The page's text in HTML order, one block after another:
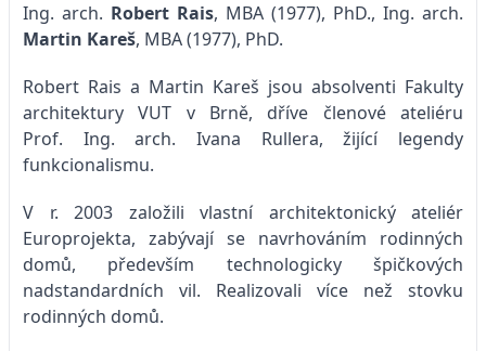
Ing. arch. Robert Rais, MBA (1977), PhD., Ing. arch.
Martin Kareš, MBA (1977), PhD.
Robert Rais a Martin Kareš jsou absolventi Fakulty
architektury VUT v Brně, dříve členové ateliéru
Prof. Ing. arch. Ivana Rullera, žijící legendy
funkcionalismu.
V r. 2003 založili vlastní architektonický ateliér
Europrojekta, zabývají se navrhováním rodinných
domů, především technologicky špičkových
nadstandardních vil. Realizovali více než stovku
rodinných domů.